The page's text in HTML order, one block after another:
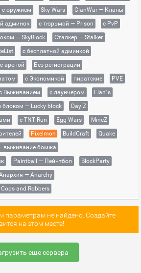
с оружием Sky Wars
ClanWar — Кланы
админок с тюрьмой — Prison
с PvP
— SkyBlock
Сталкер — Stalker
с бесплатной админкой
с ареной
Без регистрации
с Экономикой пиратские
PVE
Выживанием с лаунчером
Flan`s
блоком — Lucky block
Day Z
с TNT Run Egg Wars
MineZ
Pixelmon BuildCraft
Quake
выживание бомжа
Paintball — Пейнтбол
BlockParty
— Anarchy
and Robbers
параметрам не найдено. Создайте
на этом месте!
еще сервера